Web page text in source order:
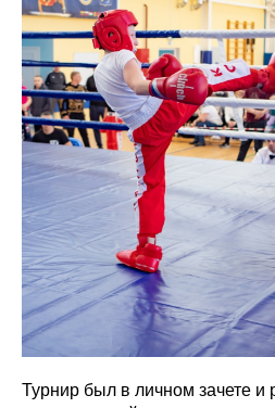
Турнир был в личном зачете и